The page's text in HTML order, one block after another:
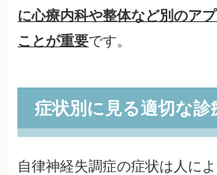
に心療内科や整体など別のア
ことが重要です。
症状別に見る適切な
自律神経失調症の症状は人に